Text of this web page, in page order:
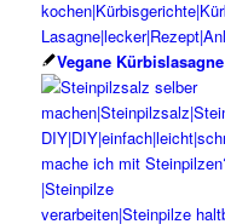
Vegane Kürbislasagne